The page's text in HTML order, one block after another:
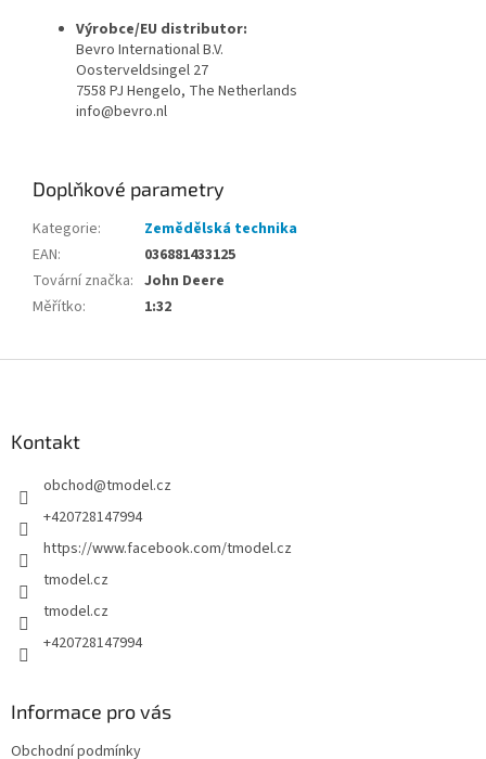
Výrobce/EU distributor:
Bevro International B.V.
Oosterveldsingel 27
7558 PJ Hengelo, The Netherlands
info@bevro.nl
Doplňkové parametry
Kategorie:
Zemědělská technika
EAN:
036881433125
Tovární značka: John Deere
Měřítko: 1:32
Kontakt
obchod@tmodel.cz
+420728147994
https://www.facebook.com/tmodel.cz
tmodel.cz
tmodel.cz
+420728147994
Informace pro vás
Obchodní podmínky